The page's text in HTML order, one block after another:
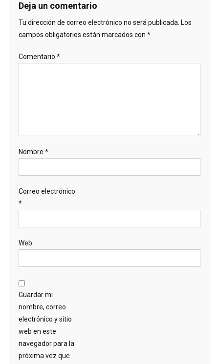
Deja un comentario
Tu dirección de correo electrónico no será publicada. Los
campos obligatorios están marcados con *
Comentario *
Nombre *
Correo electrónico
*
Web
Guardar mi
nombre, correo
electrónico y sitio
web en este
navegador para la
próxima vez que